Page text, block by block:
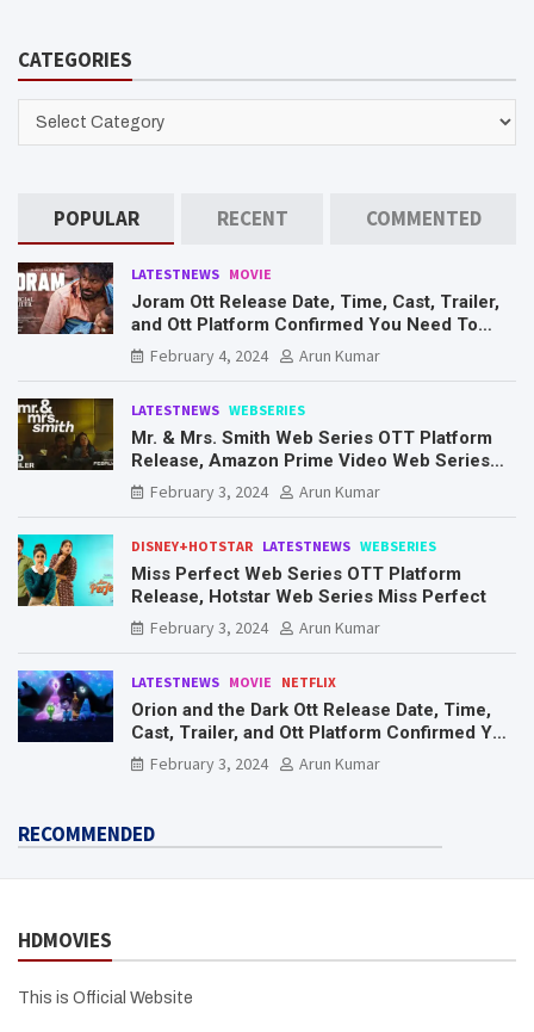
c
CATEGORIES
POPULAR RECENT COMMENTED
LATESTNEWS MOVIE
Joram Ott Release Date, Time, Cast, Trailer,
and Ott Platform Confirmed You Need To
Know Here
February 4, 2024 Arun Kumar
LATESTNEWS WEBSERIES
Mr. & Mrs. Smith Web Series OTT Platform
Release, Amazon Prime Video Web Series
Mr. & Mrs. Smith
February 3, 2024 Arun Kumar
DISNEY+HOTSTAR LATESTNEWS WEBSERIES
Miss Perfect Web Series OTT Platform
Release, Hotstar Web Series Miss Perfect
February 3, 2024
Arun Kumar
LATESTNEWS MOVIE NETFLIX
Orion and the Dark Ott Release Date, Time,
Cast, Trailer, and Ott Platform Confirmed You
Need To Know Here
February 3, 2024 Arun Kumar
RECOMMENDED
HDMOVIES
This is Official Website